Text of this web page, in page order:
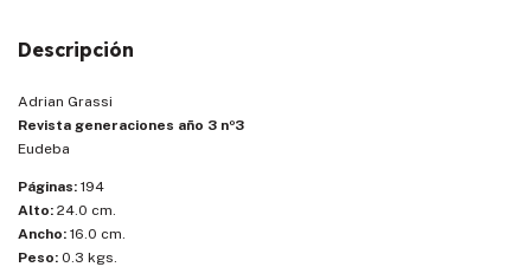
Descripción
Adrian Grassi
Revista generaciones año 3 nº3
Eudeba
Páginas: 194
Alto: 24.0 cm.
Ancho: 16.0 cm.
Peso: 0.3 kgs.